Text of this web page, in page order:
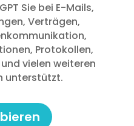
Sie bei E-Mails,
Verträgen,
Protokollen,
vielen weiteren
unterstützt.